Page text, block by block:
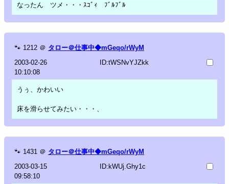
なったん ツメ・・・ｽｺﾞｨ ﾌﾞﾙﾌﾞﾙ
🐾 1212 ＠ タロー＠仕事中◆mGeqo/rWyM
2003-02-26
10:10:08
ID:tWSNvYJZkk
うぅ、かわいい
床を滑らせてみたい・・・、
🐾 1431 ＠ タロー＠仕事中◆mGeqo/rWyM
2003-03-15
09:58:10
ID:kWUj.Ghy1c